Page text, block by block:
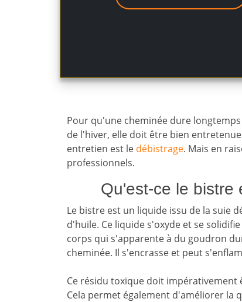
Pour qu'une cheminée dure
de l'hiver, elle doit être bien
entretien est le débistrage. Mais en
professionnels.
Qu'est-ce le bistre
Le bistre est un liquide issu de la suie
d'huile. Ce liquide s'oxyde et se
corps qui s'apparente à du goudron
cheminée. Il s'encrasse et peut
Ce résidu toxique doit
Cela permet également d'améliorer la